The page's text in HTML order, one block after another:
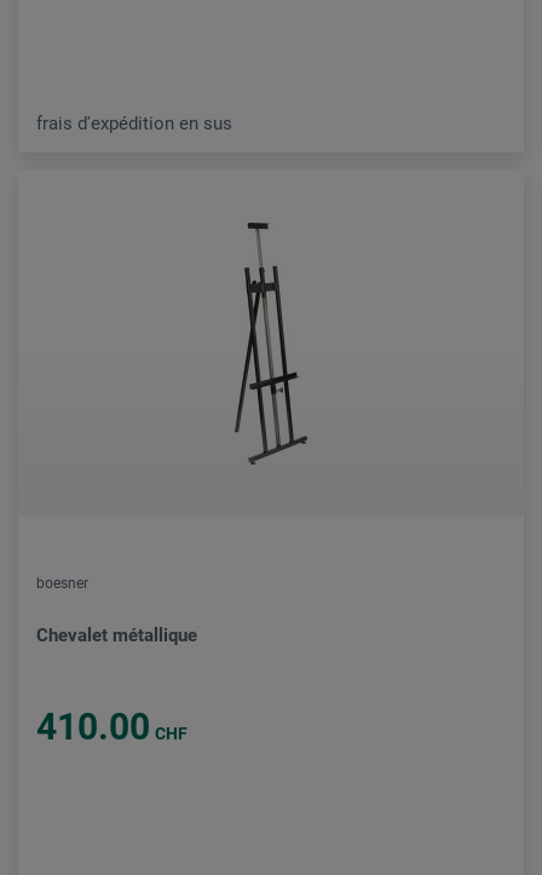
frais d'expédition en sus
boesner
Chevalet métallique
410.00 CHF